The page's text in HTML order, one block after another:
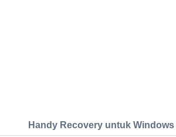
Handy Recovery untuk Windows